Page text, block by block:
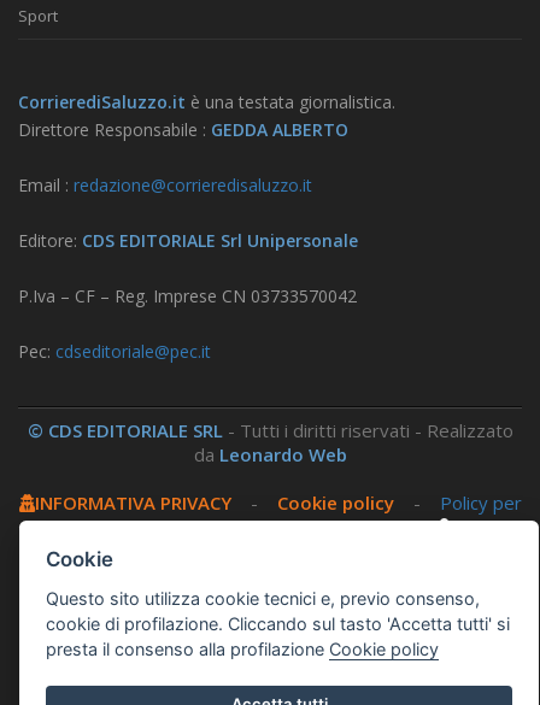
Sport
CorrierediSaluzzo.it è una testata giornalistica.
Direttore Responsabile : GEDDA ALBERTO
Email : redazione@corrieredisaluzzo.it
Editore: CDS EDITORIALE Srl Unipersonale
P.Iva – CF – Reg. Imprese CN 03733570042
Pec: cdseditoriale@pec.it
© CDS EDITORIALE SRL - Tutti i diritti riservati - Realizzato
da Leonardo Web
INFORMATIVA PRIVACY- Cookie policy- Policy per
i social-Amministrazione trasparente-
Area
Questo sito utilizza, nella versione per UTENTI CON
DISLESSIA,Biancoenero ®, una font italiana ad Alta
Cookie
Questo sito utilizza cookie tecnici e, previo consenso,
cookie di profilazione. Cliccando sul tasto 'Accetta tutti' si
presta il consenso alla profilazione Cookie policy